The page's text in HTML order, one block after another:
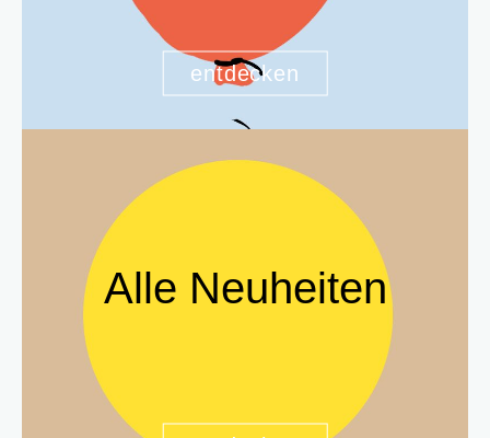
entdecken
Alle Neuheiten